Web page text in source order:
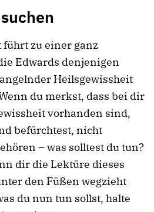
zu einer ganz
Edwards denjenigen
Heilsgewissheit
du merkst, dass bei dir
vorhanden sind,
befürchtest, nicht
– was solltest du tun?
dir die Lektüre dieses
den Füßen wegzieht
du nun tun sollst, halte